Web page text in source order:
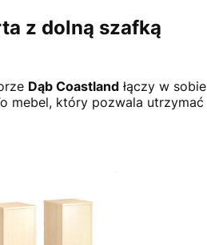
z dolną szafką
Dąb Coastlandłączy w sobie
mebel, który pozwala utrzymać